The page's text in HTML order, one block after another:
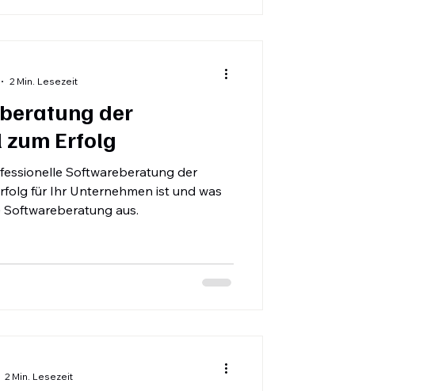
der
zum Erfolg
Softwareberatung der
für Ihr Unternehmen ist und was
aus.
2 Min. Lesezeit
2 Min. Lesezeit